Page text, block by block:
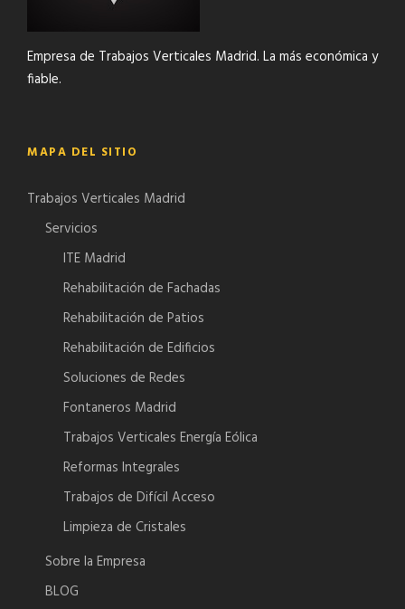
Empresa de Trabajos Verticales Madrid. La más económica y
fiable.
MAPA DEL SITIO
Trabajos Verticales Madrid
Servicios
ITE Madrid
Rehabilitación de Fachadas
Rehabilitación de Patios
Rehabilitación de Edificios
Soluciones de Redes
Fontaneros Madrid
Trabajos Verticales Energía Eólica
Reformas Integrales
Trabajos de Difícil Acceso
Limpieza de Cristales
Sobre la Empresa
BLOG